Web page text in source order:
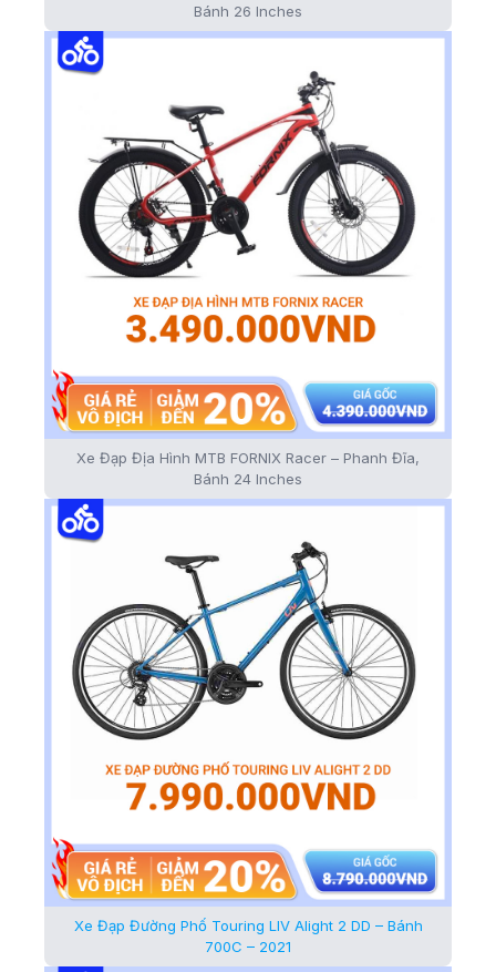
Bánh 26 Inches
Xe Đạp Địa Hình MTB FORNIX Racer – Phanh Đĩa,
Bánh 24 Inches
Xe Đạp Đường Phố Touring LIV Alight 2 DD – Bánh
700C – 2021